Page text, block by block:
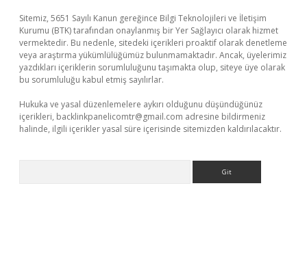
Sitemiz, 5651 Sayılı Kanun gereğince Bilgi Teknolojileri ve İletişim
Kurumu (BTK) tarafından onaylanmış bir Yer Sağlayıcı olarak hizmet
vermektedir. Bu nedenle, sitedeki içerikleri proaktif olarak denetleme
veya araştırma yükümlülüğümüz bulunmamaktadır. Ancak, üyelerimiz
yazdıkları içeriklerin sorumluluğunu taşımakta olup, siteye üye olarak
bu sorumluluğu kabul etmiş sayılırlar.
Hukuka ve yasal düzenlemelere aykırı olduğunu düşündüğünüz
içerikleri, backlinkpanelicomtr@gmail.com adresine bildirmeniz
halinde, ilgili içerikler yasal süre içerisinde sitemizden kaldırılacaktır.